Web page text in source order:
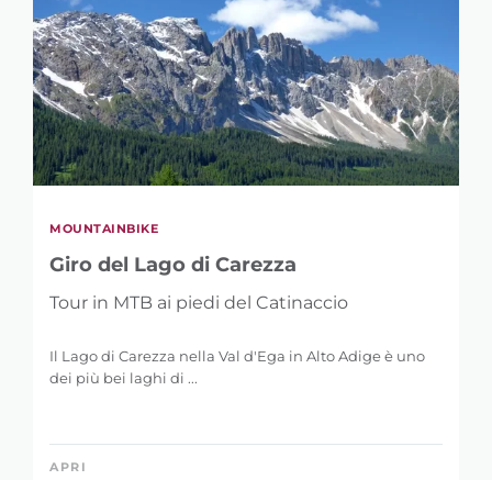
MOUNTAINBIKE
Giro del Lago di Carezza
Tour in MTB ai piedi del Catinaccio
Il Lago di Carezza nella Val d'Ega in Alto Adige è uno
dei più bei laghi di ...
APRI